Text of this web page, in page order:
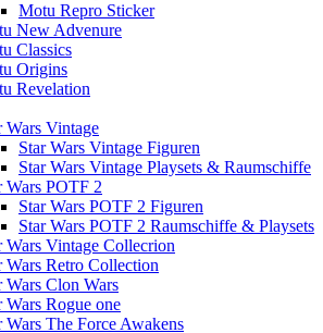
Motu Repro Sticker
New Advenure
Classics
Origins
Revelation
Wars Vintage
Star Wars Vintage Figuren
Star Wars Vintage Playsets & Raumschiffe
Wars POTF 2
Star Wars POTF 2 Figuren
Star Wars POTF 2 Raumschiffe & Playsets
Wars Vintage Collecrion
Wars Retro Collection
Wars Clon Wars
Wars Rogue one
Wars The Force Awakens